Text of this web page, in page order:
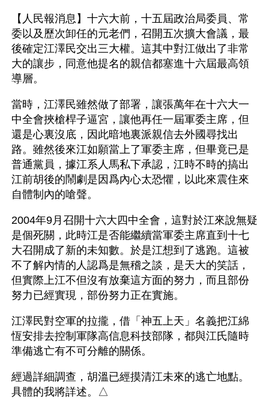
【人民報消息】十六大前，十五屆政治局委員、常
委以及歷次卸任的元老們，召開五次擴大會議，最
後確定江澤民交出三大權。這其中對江做出了非常
大的讓步，同意他提名的親信都塞進十六屆最高領
導層。
當時，江澤民雖然做了部署，讓張萬年在十六大一
中全會挾槍桿子逼宮，讓他再任一屆軍委主席，但
還是心裏沒底，因此暗地裏派親信去外國尋找出
路。雖然後來江如願當上了軍委主席，但畢竟已是
普通黨員，據江系人馬私下承認，江時不時的搞出
江前胡後的鬧劇是因爲內心太恐懼，以此來震住來
自體制內的嗆聲。
2004年9月召開十六大四中全會，這對於江來說無疑
是個死關，此時江是否能繼續當軍委主席直到十七
大召開成了新的未知數。於是江想到了逃跑。這被
不了解內情的人認爲是無稽之談，是天大的笑話，
但實際上江不但沒有放棄這方面的努力，而且部份
努力已經實現，部份努力正在實施。
江澤民對空軍的拉攏，借「神五上天」名義把江綿
恆安排去控制軍隊高信息科技部隊，都與江氏隨時
準備逃亡有不可分離的關係。
經過詳細調查，胡溫已經摸清江未來的逃亡地點。
具體的我將詳述。△